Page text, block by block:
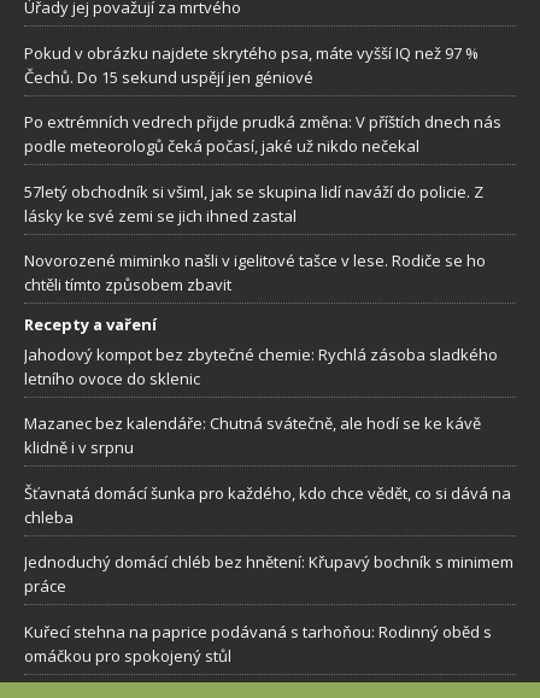
Úřady jej považují za mrtvého
Pokud v obrázku najdete skrytého psa, máte vyšší IQ než 97 %
Čechů. Do 15 sekund uspějí jen géniové
Po extrémních vedrech přijde prudká změna: V příštích dnech nás
podle meteorologů čeká počasí, jaké už nikdo nečekal
57letý obchodník si všiml, jak se skupina lidí naváží do policie. Z
lásky ke své zemi se jich ihned zastal
Novorozené miminko našli v igelitové tašce v lese. Rodiče se ho
chtěli tímto způsobem zbavit
Recepty a vaření
Jahodový kompot bez zbytečné chemie: Rychlá zásoba sladkého
letního ovoce do sklenic
Mazanec bez kalendáře: Chutná svátečně, ale hodí se ke kávě
klidně i v srpnu
Šťavnatá domácí šunka pro každého, kdo chce vědět, co si dává na
chleba
Jednoduchý domácí chléb bez hnětení: Křupavý bochník s minimem
práce
Kuřecí stehna na paprice podávaná s tarhoňou: Rodinný oběd s
omáčkou pro spokojený stůl